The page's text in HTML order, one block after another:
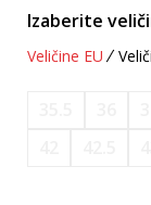
Izaberite
Veličine EU